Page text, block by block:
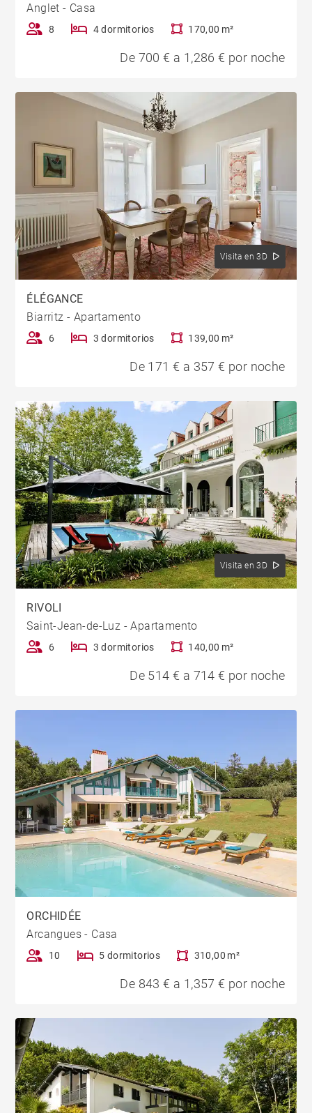
Anglet - Casa
8 4 dormitorios 170,00 m²
De 700 € a 1,286 € por noche
Visita en 3D
ÉLÉGANCE
Biarritz - Apartamento
6 3 dormitorios 139,00 m²
De 171 € a 357 € por noche
Visita en 3D
RIVOLI
Saint-Jean-de-Luz - Apartamento
6 3 dormitorios 140,00 m²
De 514 € a 714 € por noche
ORCHIDÉE
Arcangues - Casa
10 5 dormitorios 310,00 m²
De 843 € a 1,357 € por noche